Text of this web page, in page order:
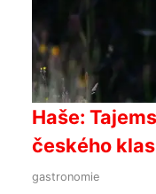
Haše:
českého
gastronomie